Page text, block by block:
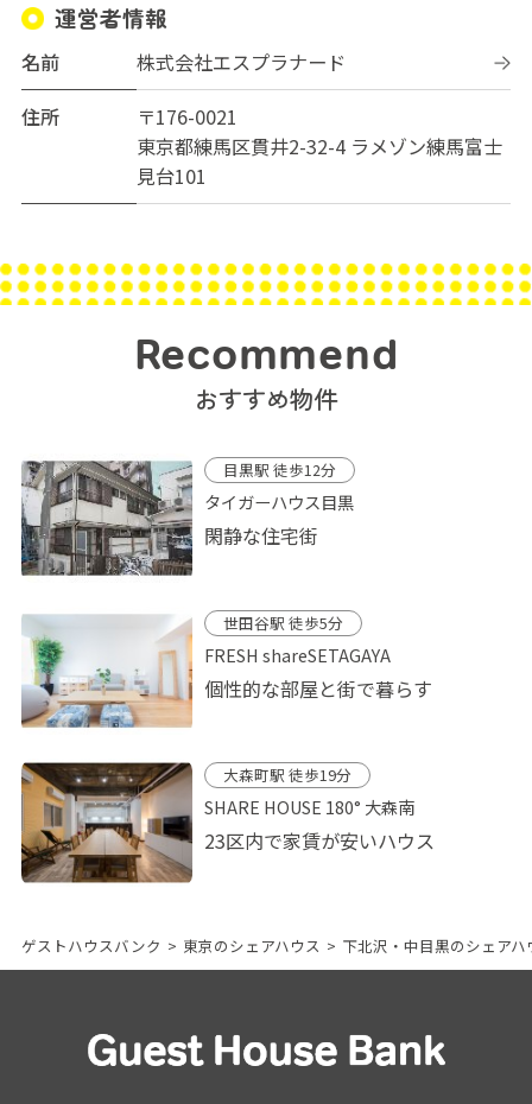
運営者情報
名前
株式会社エスプラナード
住所
〒176-0021
東京都練馬区貫井2-32-4 ラメゾン練馬富士
見台101
Recommend
おすすめ物件
目黒駅 徒歩12分
タイガーハウス目黒
閑静な住宅街
世田谷駅 徒歩5分
FRESH shareSETAGAYA
個性的な部屋と街で暮らす
大森町駅 徒歩19分
SHARE HOUSE 180° 大森南
23区内で家賃が安いハウス
ゲストハウスバンク > 東京のシェアハウス > 下北沢・中目黒のシェアハ